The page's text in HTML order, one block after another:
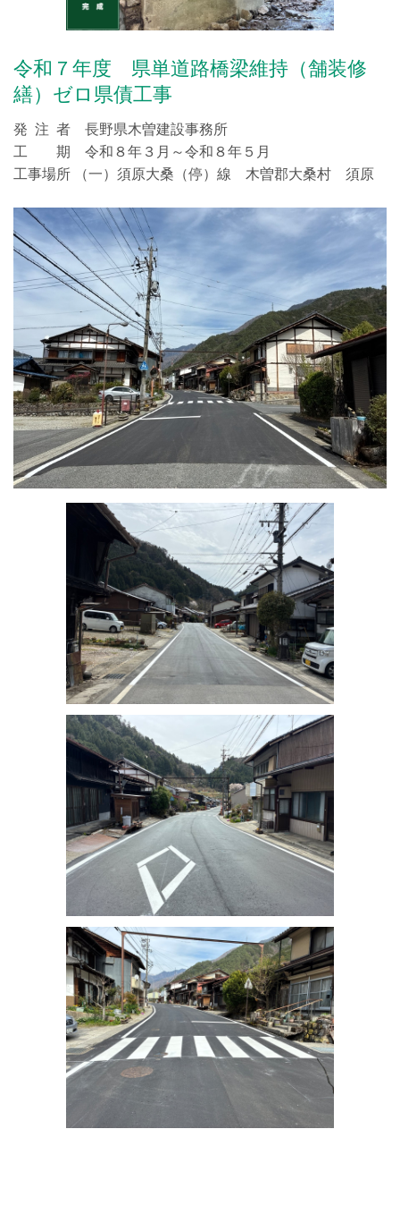
令和７年度 県単道路橋梁維持（舗装修
繕）ゼロ県債工事
発 注 者 長野県木曽建設事務所
工 期 令和８年３月～令和８年５月
工事場所 （一）須原大桑（停）線 木曽郡大桑村 須原